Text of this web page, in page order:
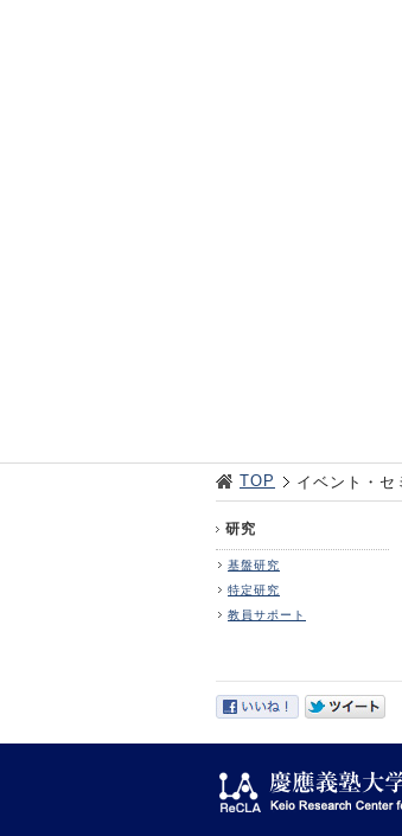
TOP イベント・セ
研究
基盤研究
特定研究
教員サポート